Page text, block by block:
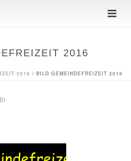
2016
2016 / BILD GEMEINDEFREIZEIT 2016
In